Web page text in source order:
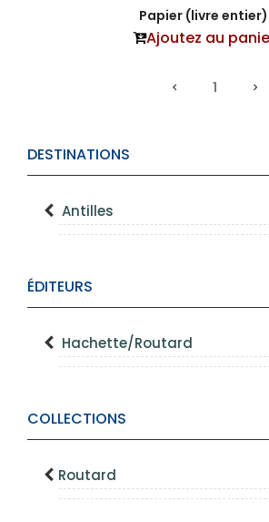
DESTINATIONS
Antilles
ÉDITEURS
Hachette/Routard
COLLECTIONS
Routard
Papier (livre entier)
Ajoutez au
1